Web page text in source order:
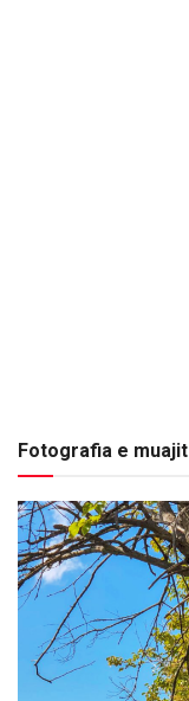
Fotografia e muajit